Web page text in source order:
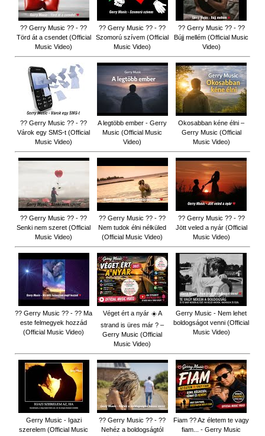
?? Gerry Music ?? - ??
Törd át a csendet (Official
Music Video)
?? Gerry Music ?? - ??
Szomorú szívem (Official
Music Video)
?? Gerry Music ?? - ??
Bújj mellém (Official Music
Video)
?? Gerry Music ?? - ??
Várok egy SMS-t (Official
Music Video)
A legtöbb ember - Gerry
Music (Official Music
Video)
Okosabban kéne élni –
Gerry Music (Official
Music Video)
?? Gerry Music ?? - ??
Senki nem szeret (Official
Music Video)
?? Gerry Music ?? - ??
Nem tudok élni nélküled
(Official Music Video)
?? Gerry Music ?? - ??
Jött veled a nyár (Official
Music Video)
?? Gerry Music ?? - ?? Ma
este felmegyek hozzád
(Official Music Video)
Véget ért a nyár ☀️ A
strand is üres már ? –
Gerry Music (Official
Music Video)
Gerry Music - Nem lehet
boldogságot venni (Official
Music Video)
Gerry Music - Igazi
szerelem (Official Music
?? Gerry Music ?? - ??
Nehéz a boldogságtól
Fiam ?‍? Az életem te vagy
fiam... - Gerry Music